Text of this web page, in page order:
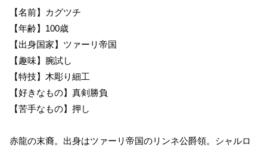
【名前】カグツチ
【年齢】100歳
【出身国家】ツァーリ帝国
【趣味】腕試し
【特技】木彫り細工
【好きなもの】真剣勝負
【苦手なもの】押し
赤龍の末裔。出身はツァーリ帝国のリンネ公爵領。シャルロ